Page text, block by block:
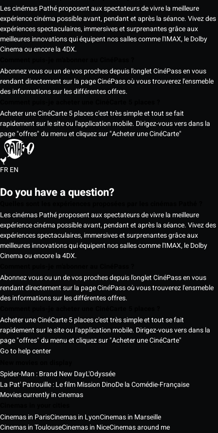
Les cinémas Pathé proposent aux spectateurs de vivre la meilleure
expérience cinéma possible avant, pendant et après la séance. Vivez des
expériences spectaculaires, immersives et surprenantes grâce aux
meilleures innovations qui équipent nos salles comme l'IMAX, le Dolby
Cinema ou encore la 4DX.
Abonnez vous ou un de vos proches depuis l'onglet CinéPass en vous
rendant directement sur la page CinéPass où vous trouverez l'ensmeble
des informations sur les différentes offres.
Acheter une CinéCarte 5 places c'est très simple et tout se fait
rapidement sur le site ou l'application mobile. Dirigez-vous vers dans la
page "offres" du menu et cliquez sur "Acheter une CinéCarte"
FREN
Do you have a question?
Les cinémas Pathé proposent aux spectateurs de vivre la meilleure
expérience cinéma possible avant, pendant et après la séance. Vivez des
expériences spectaculaires, immersives et surprenantes grâce aux
meilleures innovations qui équipent nos salles comme l'IMAX, le Dolby
Cinema ou encore la 4DX.
Abonnez vous ou un de vos proches depuis l'onglet CinéPass en vous
rendant directement sur la page CinéPass où vous trouverez l'ensmeble
des informations sur les différentes offres.
Acheter une CinéCarte 5 places c'est très simple et tout se fait
rapidement sur le site ou l'application mobile. Dirigez-vous vers dans la
page "offres" du menu et cliquez sur "Acheter une CinéCarte"
Go to help center
Spider-Man : Brand New DayL'Odyssée
La Pat' Patrouille : Le film Mission DinoDe la Comédie-Française
Movies currently in cinemas
Cinemas in ParisCinemas in LyonCinemas in Marseille
Cinemas in ToulouseCinemas in NiceCinemas around me